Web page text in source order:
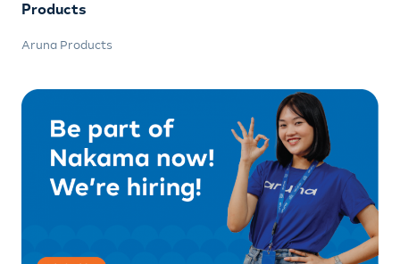
Products
Aruna Products